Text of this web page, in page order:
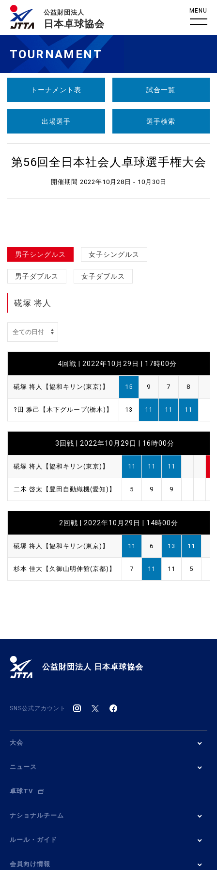
公益財団法人
日本卓球協会
MENU
TOURNAMENT
トーナメント表 試合一覧
出場選手 選手検索
第56回全日本社会人卓球選手権大会
開催期間 2022年10月28日 - 10月30日
男子シングルス 女子シングルス
男子ダブルス 女子ダブルス
硴塚 将人
4回戦 | 2022年10月29日 | 17時00分
硴塚 将人【協和キリン(東京)】 15 9 7 8
?田 雅己【木下グループ(栃木)】 13 11 11 11
3回戦 | 2022年10月29日 | 16時00分
硴塚 将人【協和キリン(東京)】 11 11 11
二木 啓太【豊田自動織機(愛知)】 5 9 9
2回戦 | 2022年10月29日 | 14時00分
硴塚 将人【協和キリン(東京)】 11 6 13 11
杉本 佳大【久御山明伸館(京都)】 7 11 11 5
公益財団法人 日本卓球協会
SNS公式アカウント
大会
ニュース
卓球TV
ナショナルチーム
ルール・ガイド
会員向け情報